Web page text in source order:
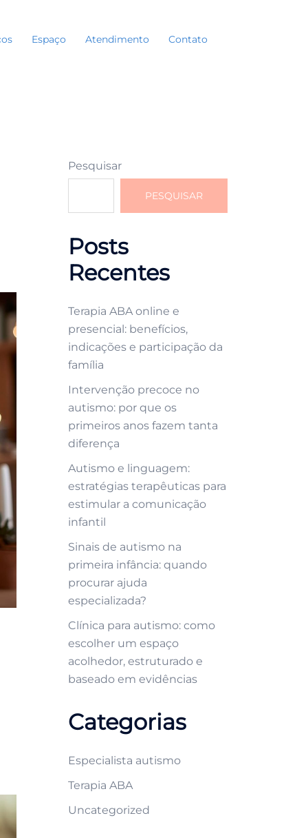
Espaço Atendimento Contato
Pesquisar
PESQUISAR
Posts
Recentes
Terapia ABA online e
presencial: benefícios,
indicações e participação da
família
Intervenção precoce no
autismo: por que os
primeiros anos fazem tanta
diferença
Autismo e linguagem:
estratégias terapêuticas para
estimular a comunicação
infantil
Sinais de autismo na
primeira infância: quando
procurar ajuda
especializada?
Clínica para autismo: como
escolher um espaço
acolhedor, estruturado e
baseado em evidências
Categorias
Especialista autismo
Terapia ABA
Uncategorized